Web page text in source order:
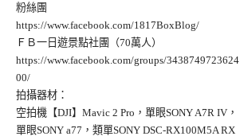
粉絲團
https://www.facebook.com/1817BoxBlog/
ＦＢ一日遊景點社團（70萬人）
https://www.facebook.com/groups/3438749723624
00/
拍攝器材：
空拍機【DJI】Mavic 2 Pro，單眼SONY A7R IV，
單眼SONY a77，類單SONY DSC-RX100M5A RX